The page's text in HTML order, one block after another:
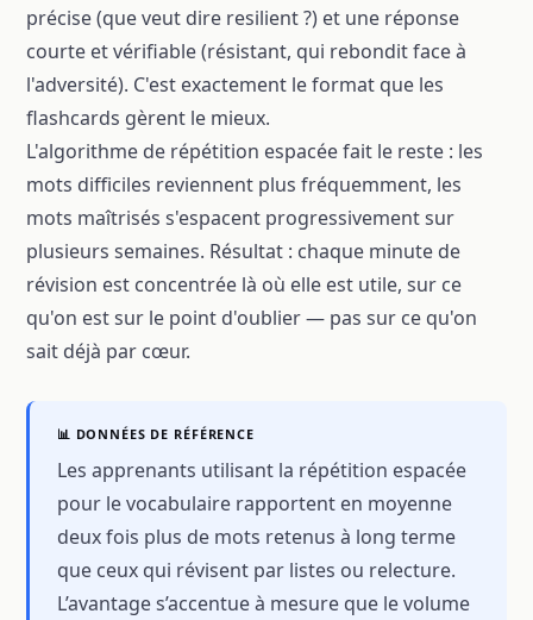
précise (que veut dire resilient ?) et une réponse
courte et vérifiable (résistant, qui rebondit face à
l'adversité). C'est exactement le format que les
flashcards gèrent le mieux.
L'algorithme de répétition espacée fait le reste : les
mots difficiles reviennent plus fréquemment, les
mots maîtrisés s'espacent progressivement sur
plusieurs semaines. Résultat : chaque minute de
révision est concentrée là où elle est utile, sur ce
qu'on est sur le point d'oublier — pas sur ce qu'on
sait déjà par cœur.
📊 DONNÉES DE RÉFÉRENCE
Les apprenants utilisant la répétition espacée
pour le vocabulaire rapportent en moyenne
deux fois plus de mots retenus à long terme
que ceux qui révisent par listes ou relecture.
L’avantage s’accentue à mesure que le volume